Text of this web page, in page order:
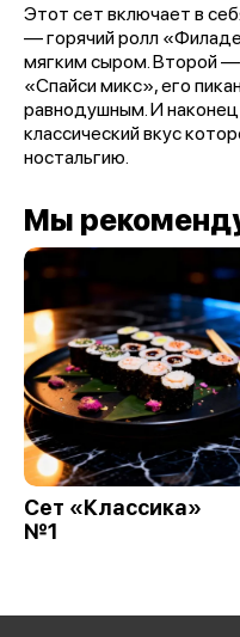
Этот сет включает в
— горячий ролл
мягким сыром. Второй
«Спайси микс», его
равнодушным. И
классический вкус
ностальгию.
Мы
Сет «Классика»
№1